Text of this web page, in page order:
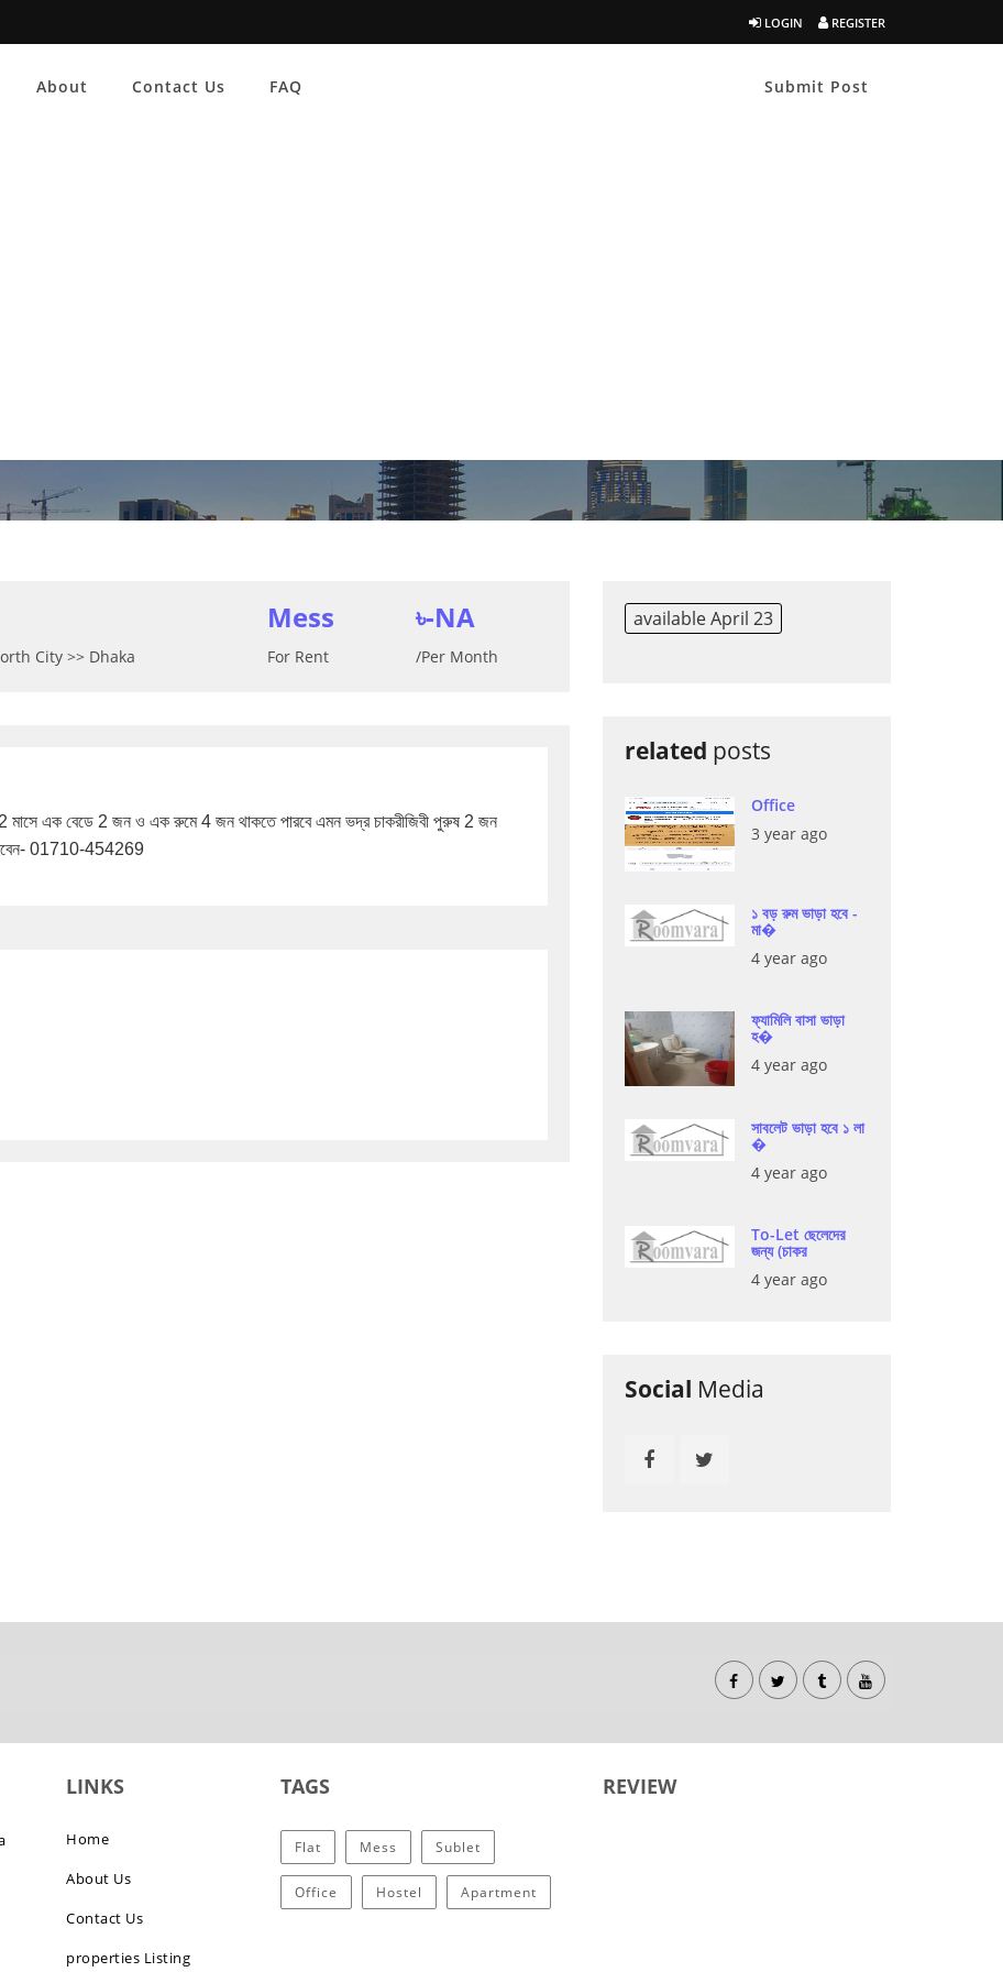
LOGIN REGISTER
About Contact Us FAQ Submit Post
North City >> Dhaka
Mess
For Rent
৳-NA
/Per Month
মাসে এক বেডে 2 জন ও এক রুমে 4 জন থাকতে পারবে এমন ভদ্র চাকরীজিবী পুরুষ 2 জন
01710-454269
available April 23
related posts
Office
3 year ago
১ বড় রুম ভাড়া হবে -
মা�
4 year ago
ফ্যামিলি বাসা ভাড়া
হ�
4 year ago
সাবলেট ভাড়া হবে ১ লা
�
4 year ago
To-Let ছেলেদের
জন্য (চাকর
4 year ago
Social Media
LINKS
Home
About Us
Contact Us
properties Listing
TAGS
Flat Mess Sublet
Office Hostel Apartment
REVIEW